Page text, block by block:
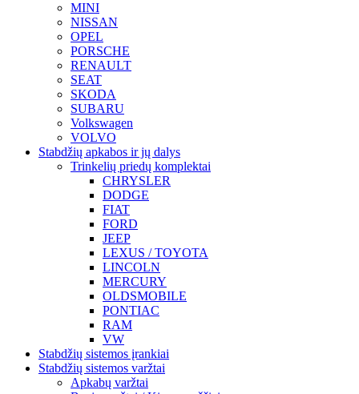
MINI
NISSAN
OPEL
PORSCHE
RENAULT
SEAT
SKODA
SUBARU
Volkswagen
VOLVO
Stabdžių apkabos ir jų dalys
Trinkelių priedų komplektai
CHRYSLER
DODGE
FIAT
FORD
JEEP
LEXUS / TOYOTA
LINCOLN
MERCURY
OLDSMOBILE
PONTIAC
RAM
VW
Stabdžių sistemos įrankiai
Stabdžių sistemos varžtai
Apkabų varžtai